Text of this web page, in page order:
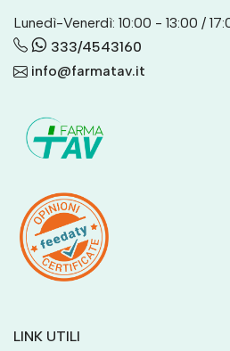
Lunedì-Venerdì: 10:00 - 13:00 /
333/4543160
info@farmatav.it
LINK UTILI